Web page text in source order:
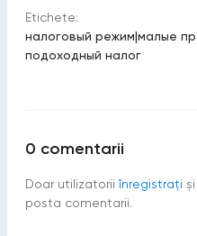
Etichete:
налоговый режим|малые
подоходный налог
0 comentarii
Doar utilizatorii înregistraţi şi
posta comentarii.